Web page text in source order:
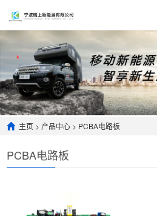
主页 > 产品中心 > PCBA电路板
PCBA电路板